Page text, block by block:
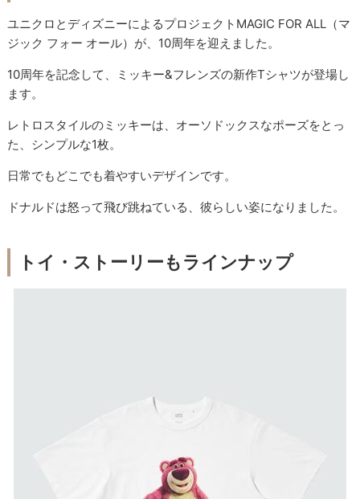
ユニクロとディズニーによるプロジェクトMAGIC FOR ALL（マ
ジック フォー オール）が、10周年を迎えました。
10周年を記念して、ミッキー&フレンズの新作Tシャツが登場し
ます。
レトロスタイルのミッキーは、オーソドックスなポーズをとっ
た、シンプルな1枚。
日常でもどこでも着やすいデザインです。
ドナルドは怒って飛び跳ねている、彼らしい姿になりました。
トイ・ストーリーもラインナップ